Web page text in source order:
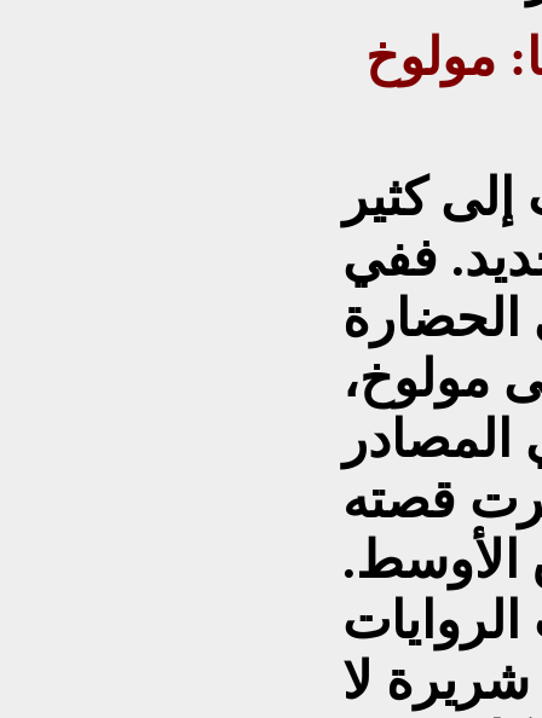
مولوخ
كثير
ففي
الحضارة
مولوخ،
المصادر
قصته
شريرة لا